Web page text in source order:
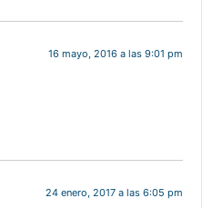
16 mayo, 2016 a las 9:01 pm
24 enero, 2017 a las 6:05 pm